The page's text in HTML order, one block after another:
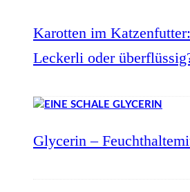
Karotten im
Leckerli oder
Glycerin –